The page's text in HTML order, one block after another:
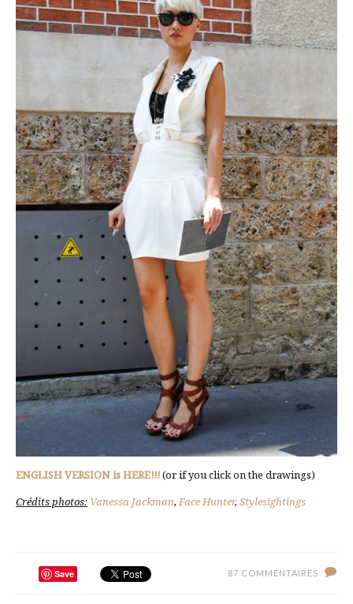
ENGLISH VERSION is HERE!!!(or if you click on the drawings)
Crédits photos: Vanessa Jackman,Face Hunter, Stylesightings
Save 87 COMMENTAIRES